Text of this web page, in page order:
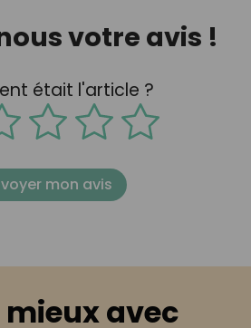
votre avis !
était l'article ?
mon avis
mieux avec